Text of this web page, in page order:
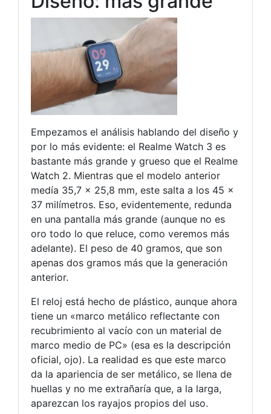
Empezamos el análisis hablando del diseño y
por lo más evidente: el Realme Watch 3 es
bastante más grande y grueso que el Realme
Watch 2. Mientras que el modelo anterior
medía 35,7 x 25,8 mm, este salta a los 45 x
37 milímetros. Eso, evidentemente, redunda
en una pantalla más grande (aunque no es
oro todo lo que reluce, como veremos más
adelante). El peso de 40 gramos, que son
apenas dos gramos más que la generación
anterior.
El reloj está hecho de plástico, aunque ahora
tiene un «marco metálico reflectante con
recubrimiento al vacío con un material de
marco medio de PC» (esa es la descripción
oficial, ojo). La realidad es que este marco
da la apariencia de ser metálico, se llena de
huellas y no me extrañaría que, a la larga,
aparezcan los rayajos propios del uso.